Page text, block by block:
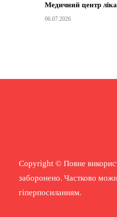
Медичний центр
06.07.2026
Copyright © Повне
заборонено. Частково
гіперпосиланням.